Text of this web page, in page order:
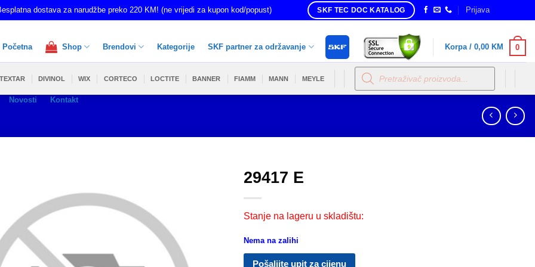
dostava za narudžbe preko 220 KM! (ne vrijedi za kupon kod/popust) SKF TEC DOC KATALOG Prijava
Početna Shop Brendovi Kategorije SKF partner za održavanje
Novosti Kontakt
Korpa / 0,00 KM 0
TEXTAR DIVINOL WIX CORTECO LOCTITE BANNER FIAMM MANN MEYLE
Products
search
29417 E
Stanje na lageru u skladištu:
Nema na zalihi
Pošaljite upit za cijenu